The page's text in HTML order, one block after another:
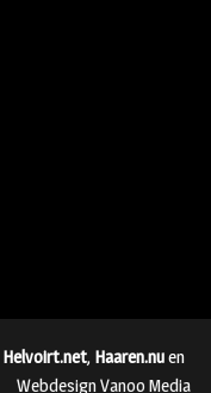
Helvoirt.net, Haaren.nuen
Webdesign Vanoo Media